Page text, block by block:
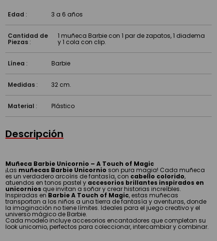
Edad : 3 a 6 años
Cantidad de
Piezas :
1 muñeca Barbie con 1 par de zapatos, 1 diadema
y 1 cola con clip.
Línea : Barbie
Medidas : 32 cm.
Material : Plástico
Descripción
Muñeca Barbie Unicornio – A Touch of Magic
¡Las muñecas Barbie Unicornio son pura magia! Cada muñeca
es un verdadero arcoíris de fantasía, con cabello colorido,
atuendos en tonos pastel y accesorios brillantes inspirados en
unicornios que invitan a soñar y crear historias increíbles.
Inspiradas en Barbie A Touch of Magic, estas muñecas
transportan a los niños a una tierra de fantasía y aventuras, donde
la imaginación no tiene límites. Ideales para el juego creativo y el
universo mágico de Barbie.
Cada modelo incluye accesorios encantadores que completan su
look unicornio, perfectos para coleccionar, intercambiar y combinar.